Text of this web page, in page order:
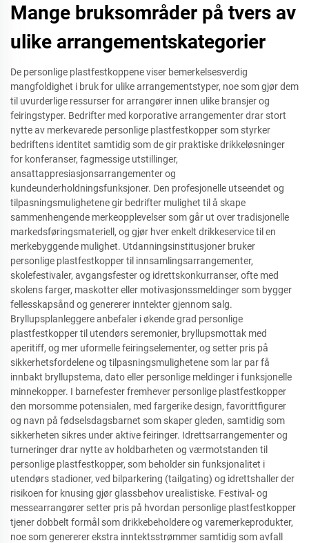
Mange bruksområder på tvers av
ulike arrangementskategorier
De personlige plastfestkoppene viser bemerkelsesverdig
mangfoldighet i bruk for ulike arrangementstyper, noe som gjør dem
til uvurderlige ressurser for arrangører innen ulike bransjer og
feiringstyper. Bedrifter med korporative arrangementer drar stort
nytte av merkevarede personlige plastfestkopper som styrker
bedriftens identitet samtidig som de gir praktiske drikkeløsninger
for konferanser, fagmessige utstillinger,
ansattappresiasjonsarrangementer og
kundeunderholdningsfunksjoner. Den profesjonelle utseendet og
tilpasningsmulighetene gir bedrifter mulighet til å skape
sammenhengende merkeopplevelser som går ut over tradisjonelle
markedsføringsmateriell, og gjør hver enkelt drikkeservice til en
merkebyggende mulighet. Utdanningsinstitusjoner bruker
personlige plastfestkopper til innsamlingsarrangementer,
skolefestivaler, avgangsfester og idrettskonkurranser, ofte med
skolens farger, maskotter eller motivasjonssmeldinger som bygger
fellesskapsånd og genererer inntekter gjennom salg.
Bryllupsplanleggere anbefaler i økende grad personlige
plastfestkopper til utendørs seremonier, bryllupsmottak med
aperitiff, og mer uformelle feiringselementer, og setter pris på
sikkerhetsfordelene og tilpasningsmulighetene som lar par få
innbakt bryllupstema, dato eller personlige meldinger i funksjonelle
minnekopper. I barnefester fremhever personlige plastfestkopper
den morsomme potensialen, med fargerike design, favorittfigurer
og navn på fødselsdagsbarnet som skaper gleden, samtidig som
sikkerheten sikres under aktive feiringer. Idrettsarrangementer og
turneringer drar nytte av holdbarheten og værmotstanden til
personlige plastfestkopper, som beholder sin funksjonalitet i
utendørs stadioner, ved bilparkering (tailgating) og idrettshaller der
risikoen for knusing gjør glassbehov urealistiske. Festival- og
messearrangører setter pris på hvordan personlige plastfestkopper
tjener dobbelt formål som drikkebeholdere og varemerkeprodukter,
noe som genererer ekstra inntektsstrømmer samtidig som avfall